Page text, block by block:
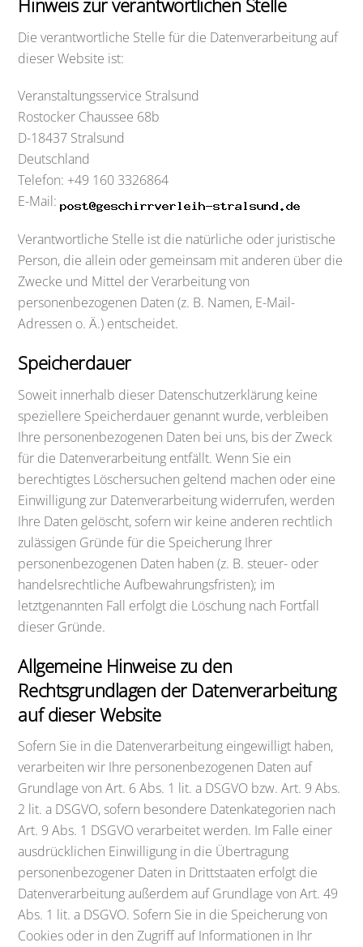
Hinweis zur verantwortlichen Stelle
Die verantwortliche Stelle für die Datenverarbeitung auf
dieser Website ist:
Veranstaltungsservice Stralsund
Rostocker Chaussee 68b
D-18437 Stralsund
Deutschland
Telefon: +49 160 3326864
E-Mail:
Verantwortliche Stelle ist die natürliche oder juristische
Person, die allein oder gemeinsam mit anderen über die
Zwecke und Mittel der Verarbeitung von
personenbezogenen Daten (z. B. Namen, E-Mail-
Adressen o. Ä.) entscheidet.
Speicherdauer
Soweit innerhalb dieser Datenschutzerklärung keine
speziellere Speicherdauer genannt wurde, verbleiben
Ihre personenbezogenen Daten bei uns, bis der Zweck
für die Datenverarbeitung entfällt. Wenn Sie ein
berechtigtes Löschersuchen geltend machen oder eine
Einwilligung zur Datenverarbeitung widerrufen, werden
Ihre Daten gelöscht, sofern wir keine anderen rechtlich
zulässigen Gründe für die Speicherung Ihrer
personenbezogenen Daten haben (z. B. steuer- oder
handelsrechtliche Aufbewahrungsfristen); im
letztgenannten Fall erfolgt die Löschung nach Fortfall
dieser Gründe.
Allgemeine Hinweise zu den
Rechtsgrundlagen der Datenverarbeitung
auf dieser Website
Sofern Sie in die Datenverarbeitung eingewilligt haben,
verarbeiten wir Ihre personenbezogenen Daten auf
Grundlage von Art. 6 Abs. 1 lit. a DSGVO bzw. Art. 9 Abs.
2 lit. a DSGVO, sofern besondere Datenkategorien nach
Art. 9 Abs. 1 DSGVO verarbeitet werden. Im Falle einer
ausdrücklichen Einwilligung in die Übertragung
personenbezogener Daten in Drittstaaten erfolgt die
Datenverarbeitung außerdem auf Grundlage von Art. 49
Abs. 1 lit. a DSGVO. Sofern Sie in die Speicherung von
Cookies oder in den Zugriff auf Informationen in Ihr